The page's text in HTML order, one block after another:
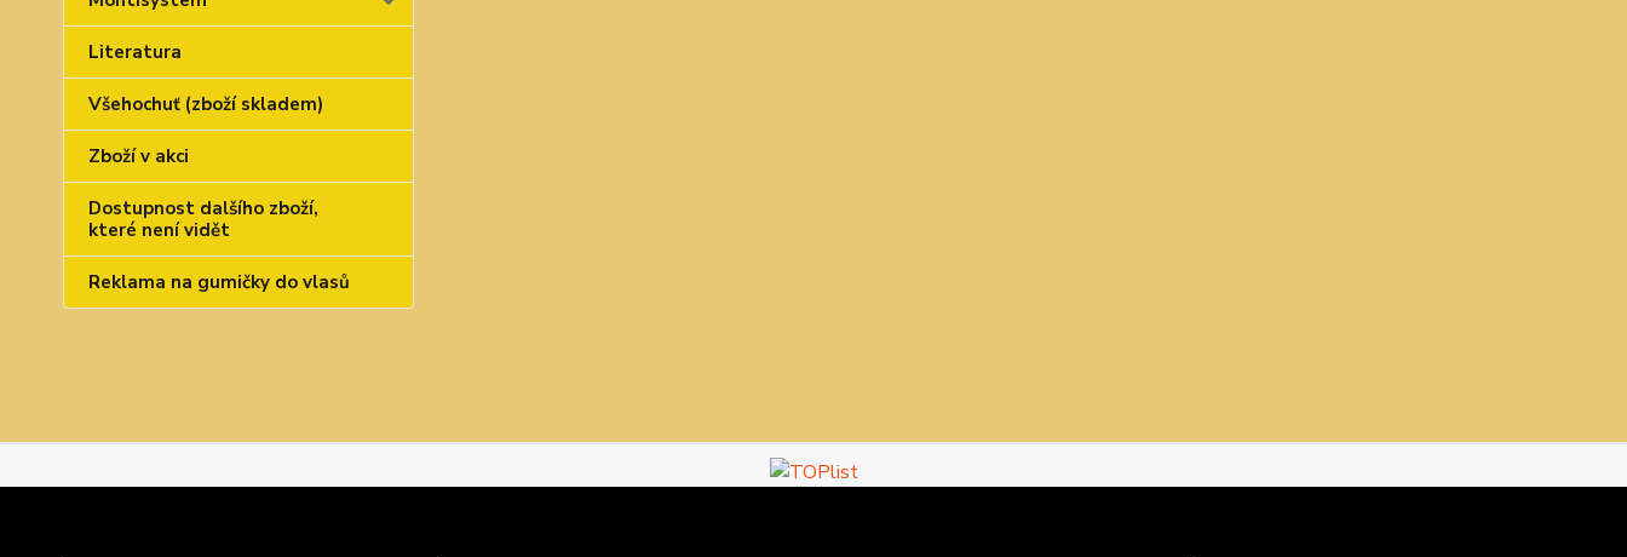
Literatura
Všehochuť (zboží skladem)
Zboží v akci
Dostupnost dalšího zboží,
které není vidět
Reklama na gumičky do vlasů